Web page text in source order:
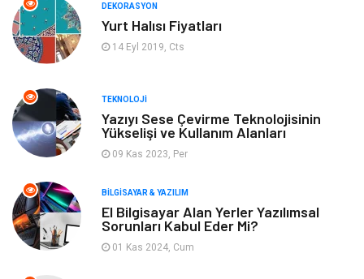
Bilgisayar & Yazılım Mobilya
Tekstil Maden ve Metal
Eğlence
Plastik
Hizmet
DEKORASYON
Yurt Halısı Fiyatları
14 Eyl 2019, Cts
TEKNOLOJI
Yazıyı Sese Çevirme Teknolojisinin
Yükselişi ve Kullanım Alanları
09 Kas 2023, Per
BILGISAYAR & YAZILIM
El Bilgisayar Alan Yerler Yazılımsal
Sorunları Kabul Eder Mi?
01 Kas 2024, Cum